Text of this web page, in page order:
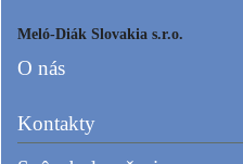
Meló-Diák Slovakia s.r.o.
O nás
Kontakty